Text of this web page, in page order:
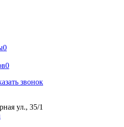
0
0
звонок
ул., 35/1